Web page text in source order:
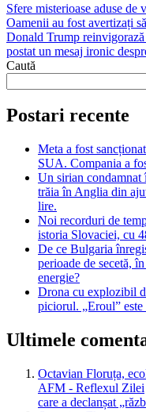
Sfere misterioase aduse
Oamenii au fost avertizați
Donald Trump
postat un mesaj ironic
Caută
Postari recente
Meta a fost
SUA. Compania a
Un sirian condamnat
trăia în Anglia din
lire.
Noi recorduri de
istoria Slovaciei, cu
De ce Bulgaria
perioade de secetă,
energie?
Drona cu explozibil
piciorul. „Eroul”
Ultimele
Octavian Floruța,
AFM - Reflexul Zilei
care a declanșat